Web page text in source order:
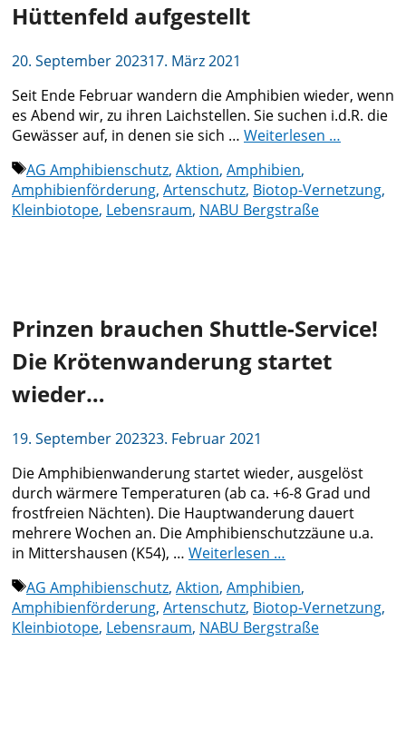
Hüttenfeld aufgestellt
20. September 202317. März 2021
Seit Ende Februar wandern die Amphibien wieder, wenn
es Abend wir, zu ihren Laichstellen. Sie suchen i.d.R. die
Gewässer auf, in denen sie sich … Weiterlesen …
Schlagwörter
AG Amphibienschutz, Aktion, Amphibien,
Amphibienförderung, Artenschutz, Biotop-Vernetzung,
Kleinbiotope, Lebensraum, NABU Bergstraße
Prinzen brauchen Shuttle-Service!
Die Krötenwanderung startet
wieder…
19. September 202323. Februar 2021
Die Amphibienwanderung startet wieder, ausgelöst
durch wärmere Temperaturen (ab ca. +6-8 Grad und
frostfreien Nächten). Die Hauptwanderung dauert
mehrere Wochen an. Die Amphibienschutzzäune u.a.
in Mittershausen (K54), … Weiterlesen …
Schlagwörter
AG Amphibienschutz, Aktion, Amphibien,
Amphibienförderung, Artenschutz, Biotop-Vernetzung,
Kleinbiotope, Lebensraum, NABU Bergstraße